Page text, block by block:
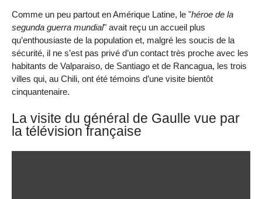
Comme un peu partout en Amérique Latine, le "héroe de la
segunda guerra mundial" avait reçu un accueil plus
qu’enthousiaste de la population et, malgré les soucis de la
sécurité, il ne s’est pas privé d’un contact très proche avec les
habitants de Valparaiso, de Santiago et de Rancagua, les trois
villes qui, au Chili, ont été témoins d’une visite bientôt
cinquantenaire.
La visite du général de Gaulle vue par
la télévision française